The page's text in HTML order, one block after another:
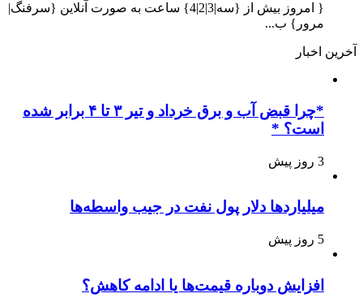
{ امروز بیش از {سه|3|2|4} ساعت به صورت آنلاین {سرفنگ|
مرور} ب...
آخرین اخبار
*چرا قبض آب و برق خرداد و تیر ۳ تا ۴ برابر شده
است؟ *
3 روز پیش
میلیاردها دلار پول نفت در جیب واسطه‌ها
5 روز پیش
افزایش دوباره قیمت‌ها یا ادامه کاهش؟